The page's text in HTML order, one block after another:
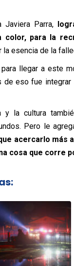
Javiera Parra,
color, para la
esencia de la
para llegar a este
de eso fue
la cultura
Pero le
acercarlo más
cosa que corre